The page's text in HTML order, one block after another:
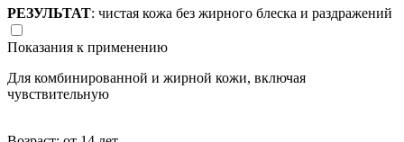
РЕЗУЛЬТАТ: чистая кожа без жирного блеска и раздражений
Показания к применению
Для комбинированной и жирной кожи, включая
чувствительную